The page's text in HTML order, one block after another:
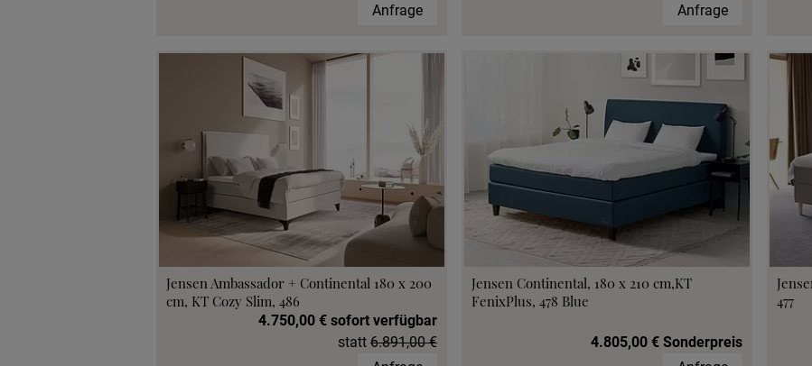
Anfrage
Anfrage
Jensen Ambassador + Continental 180 x 200
cm, KT Cozy Slim, 486
4.750,00 € sofort verfügbar
statt 6.891,00 €
Jensen Continental, 180 x 210 cm,KT
FenixPlus, 478 Blue
4.805,00 € Sonderpreis
477